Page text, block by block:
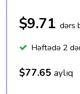
$9.71 dərs
Həftədə 2
$77.65 aylıq